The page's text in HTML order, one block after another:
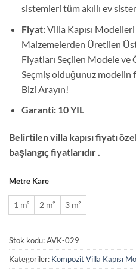
sistemleri tüm akıllı ev
Fiyat:Villa Kapısı Modelleri
Malzemelerden Üretilen Üst
Fiyatları Seçilen Modele
Seçmiş olduğunuz modelin
Bizi Arayın!
Garanti: 10 YIL
Belirtilen villa kapısı fiyatı
başlangıç fiyatlarıdır .
Metre Kare
1 m² 2 m² 3 m²
Stok kodu:AVK-029
Kategoriler: Kompozit Villa Kapısı